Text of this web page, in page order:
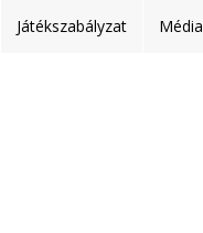
Játékszabályzat